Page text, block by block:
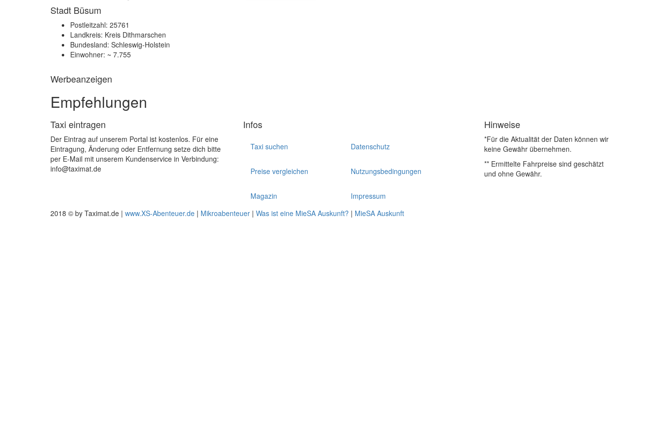
Stadt Büsum
Postleitzahl: 25761
Landkreis: Kreis Dithmarschen
Bundesland: Schleswig-Holstein
Einwohner: ~ 7.755
Werbeanzeigen
Empfehlungen
Taxi eintragen
Der Eintrag auf unserem Portal ist kostenlos. Für eine
Eintragung, Änderung oder Entfernung setze dich bitte
per E-Mail mit unserem Kundenservice in Verbindung:
info@taximat.de
Infos
Taxi suchen
Preise vergleichen
Magazin
Datenschutz
Nutzungsbedingungen
Impressum
Hinweise
*Für die Aktualität der Daten können wir
keine Gewähr übernehmen.
** Ermittelte Fahrpreise sind geschätzt
und ohne Gewähr.
2018 © by Taximat.de | www.XS-Abenteuer.de | Mikroabenteuer | Was ist eine MieSA Auskunft? | MieSA Auskunft